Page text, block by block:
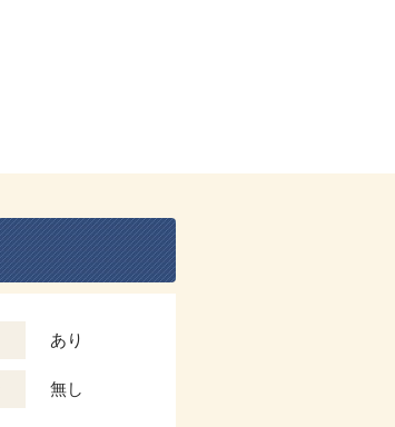
あり
無し